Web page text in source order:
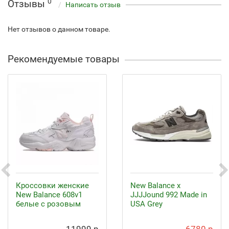
Отзывы Написать отзыв
Нет отзывов о данном товаре.
Рекомендуемые товары
Кроссовки женские
New Balance 608v1
белые с розовым
New Balance x
JJJJound 992 Made in
USA Grey